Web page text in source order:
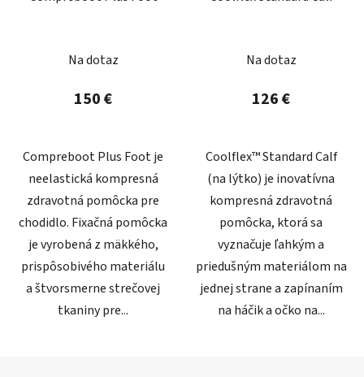
Na dotaz
150 €
Compreboot Plus Foot je
neelastická kompresná
zdravotná pomôcka pre
chodidlo. Fixačná pomôcka
je vyrobená z mäkkého,
prispôsobivého materiálu
a štvorsmerne strečovej
tkaniny pre...
Na dotaz
126 €
Coolflex™ Standard Calf
(na lýtko) je inovatívna
kompresná zdravotná
pomôcka, ktorá sa
vyznačuje ľahkým a
priedušným materiálom na
jednej strane a zapínaním
na háčik a očko na...